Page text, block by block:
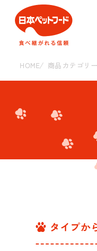
HOME 商品カテゴリ
タイプか